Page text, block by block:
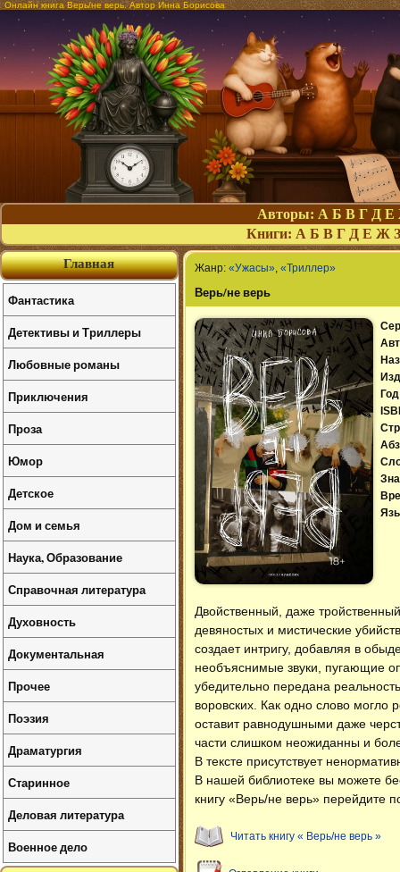
Онлайн книга Верь/не верь. Автор Инна Борисова
Авторы: А Б В Г Д Е
Книги: А Б В Г Д Е Ж З
Жанр: «Ужасы», «Триллер»
Верь/не верь
Двойственный, даже
девяностых и мистические
создает интригу, добавляя в
необъяснимые звуки, пугающие
убедительно передана
воровских. Как одно слово
оставит равнодушными даже
части слишком неожиданны и
В тексте присутствует
В нашей библиотеке вы можете
книгу «Верь/не верь» перейдите
Читать книгу « Верь/не верь »
Главная
Фантастика
Детективы и Триллеры
Любовные романы
Приключения
Проза
Юмор
Детское
Дом и семья
Наука, Образование
Справочная литература
Духовность
Документальная
Прочее
Поэзия
Драматургия
Старинное
Деловая литература
Военное дело